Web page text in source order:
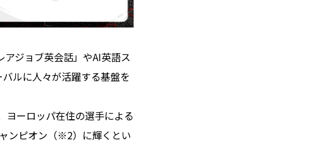
ジョブ英会話」やAI英語ス
ルに人々が活躍する基盤を
ーロッパ在住の選手による
ンピオン（※2）に輝くとい